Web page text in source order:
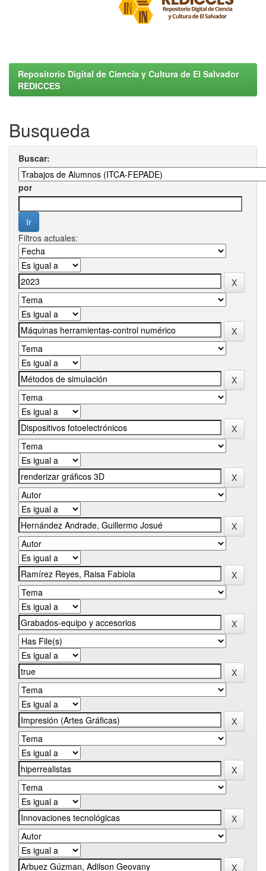
Repositorio Digital de Ciencia y Cultura de El Salvador
REDICCES
Busqueda
Buscar:
por
Filtros actuales: